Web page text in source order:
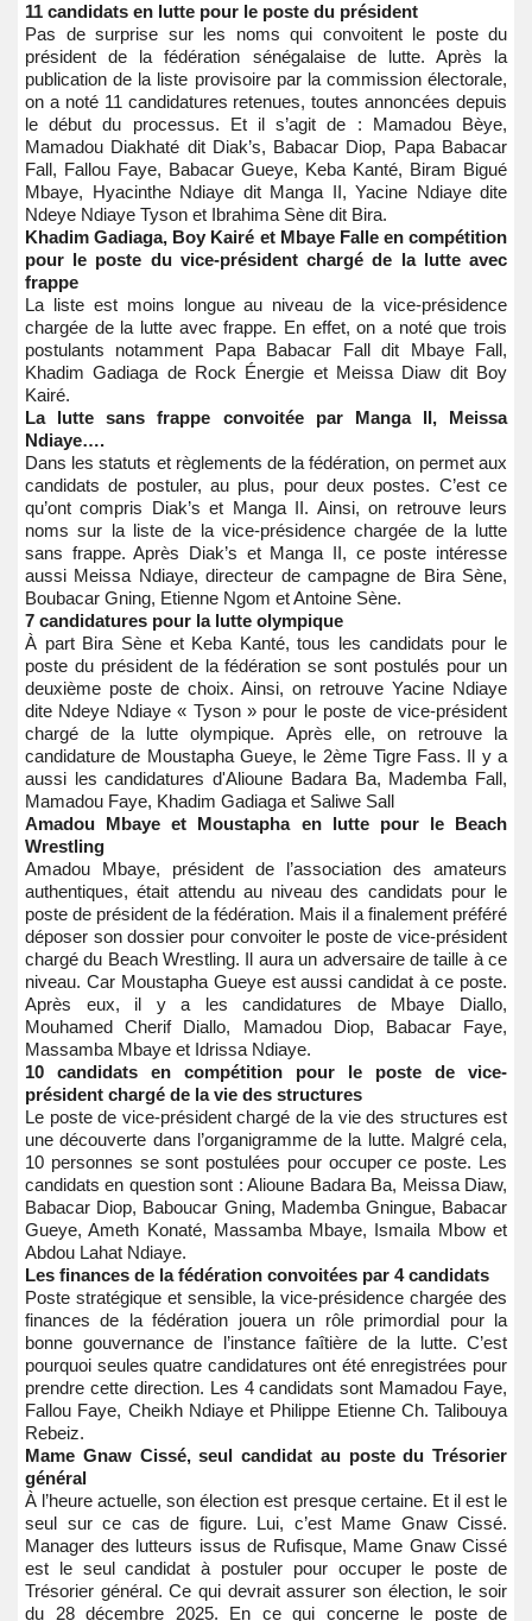
11 candidats en lutte pour le poste du président
Pas de surprise sur les noms qui convoitent le poste du
président de la fédération sénégalaise de lutte. Après la
publication de la liste provisoire par la commission électorale,
on a noté 11 candidatures retenues, toutes annoncées depuis
le début du processus. Et il s’agit de : Mamadou Bèye,
Mamadou Diakhaté dit Diak’s, Babacar Diop, Papa Babacar
Fall, Fallou Faye, Babacar Gueye, Keba Kanté, Biram Bigué
Mbaye, Hyacinthe Ndiaye dit Manga II, Yacine Ndiaye dite
Ndeye Ndiaye Tyson et Ibrahima Sène dit Bira.
Khadim Gadiaga, Boy Kairé et Mbaye Falle en compétition
pour le poste du vice-président chargé de la lutte avec
frappe
La liste est moins longue au niveau de la vice-présidence
chargée de la lutte avec frappe. En effet, on a noté que trois
postulants notamment Papa Babacar Fall dit Mbaye Fall,
Khadim Gadiaga de Rock Énergie et Meissa Diaw dit Boy
Kairé.
La lutte sans frappe convoitée par Manga II, Meissa
Ndiaye….
Dans les statuts et règlements de la fédération, on permet aux
candidats de postuler, au plus, pour deux postes. C’est ce
qu’ont compris Diak’s et Manga II. Ainsi, on retrouve leurs
noms sur la liste de la vice-présidence chargée de la lutte
sans frappe. Après Diak’s et Manga II, ce poste intéresse
aussi Meissa Ndiaye, directeur de campagne de Bira Sène,
Boubacar Gning, Etienne Ngom et Antoine Sène.
7 candidatures pour la lutte olympique
À part Bira Sène et Keba Kanté, tous les candidats pour le
poste du président de la fédération se sont postulés pour un
deuxième poste de choix. Ainsi, on retrouve Yacine Ndiaye
dite Ndeye Ndiaye « Tyson » pour le poste de vice-président
chargé de la lutte olympique. Après elle, on retrouve la
candidature de Moustapha Gueye, le 2ème Tigre Fass. Il y a
aussi les candidatures d'Alioune Badara Ba, Mademba Fall,
Mamadou Faye, Khadim Gadiaga et Saliwe Sall
Amadou Mbaye et Moustapha en lutte pour le Beach
Wrestling
Amadou Mbaye, président de l’association des amateurs
authentiques, était attendu au niveau des candidats pour le
poste de président de la fédération. Mais il a finalement préféré
déposer son dossier pour convoiter le poste de vice-président
chargé du Beach Wrestling. Il aura un adversaire de taille à ce
niveau. Car Moustapha Gueye est aussi candidat à ce poste.
Après eux, il y a les candidatures de Mbaye Diallo,
Mouhamed Cherif Diallo, Mamadou Diop, Babacar Faye,
Massamba Mbaye et Idrissa Ndiaye.
10 candidats en compétition pour le poste de vice-
président chargé de la vie des structures
Le poste de vice-président chargé de la vie des structures est
une découverte dans l’organigramme de la lutte. Malgré cela,
10 personnes se sont postulées pour occuper ce poste. Les
candidats en question sont : Alioune Badara Ba, Meissa Diaw,
Babacar Diop, Baboucar Gning, Mademba Gningue, Babacar
Gueye, Ameth Konaté, Massamba Mbaye, Ismaila Mbow et
Abdou Lahat Ndiaye.
Les finances de la fédération convoitées par 4 candidats
Poste stratégique et sensible, la vice-présidence chargée des
finances de la fédération jouera un rôle primordial pour la
bonne gouvernance de l’instance faîtière de la lutte. C’est
pourquoi seules quatre candidatures ont été enregistrées pour
prendre cette direction. Les 4 candidats sont Mamadou Faye,
Fallou Faye, Cheikh Ndiaye et Philippe Etienne Ch. Talibouya
Rebeiz.
Mame Gnaw Cissé, seul candidat au poste du Trésorier
général
À l’heure actuelle, son élection est presque certaine. Et il est le
seul sur ce cas de figure. Lui, c’est Mame Gnaw Cissé.
Manager des lutteurs issus de Rufisque, Mame Gnaw Cissé
est le seul candidat à postuler pour occuper le poste de
Trésorier général. Ce qui devrait assurer son élection, le soir
du 28 décembre 2025. En ce qui concerne le poste de